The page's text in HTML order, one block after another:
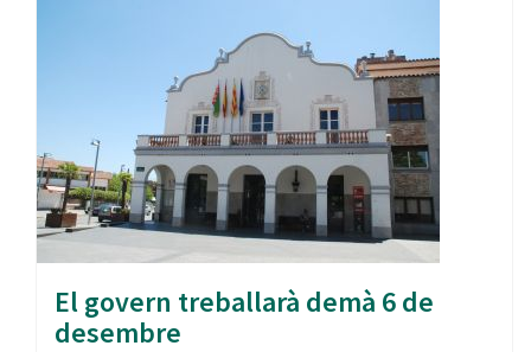
El govern treballarà demà 6 de
desembre